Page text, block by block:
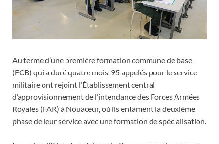
Au terme d’une première formation commune de base
(FCB) qui a duré quatre mois, 95 appelés pour le service
militaire ont rejoint l’Établissement central
d’approvisionnement de l’intendance des Forces Armées
Royales (FAR) à Nouaceur, où ils entament la deuxième
phase de leur service avec une formation de spécialisation.